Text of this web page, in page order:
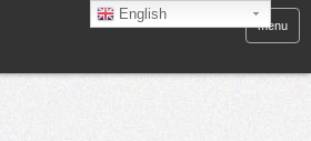
menu
English